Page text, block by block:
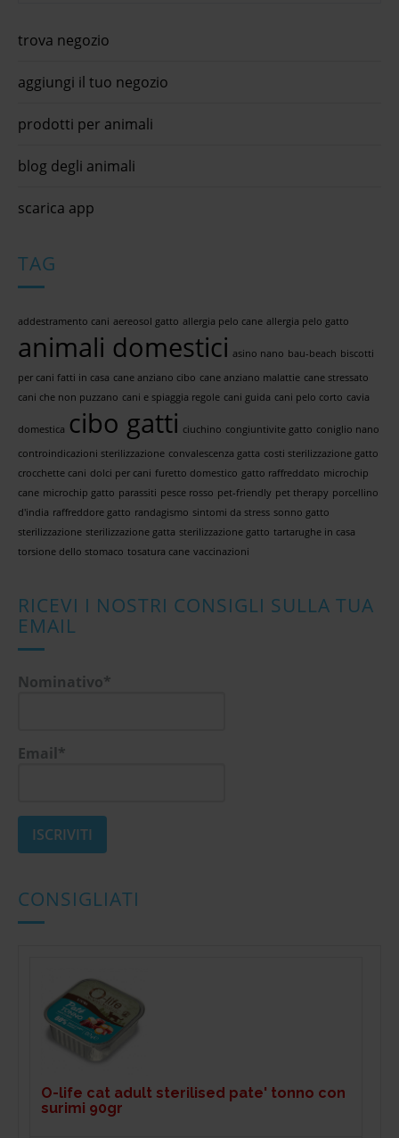
trova negozio
aggiungi il tuo negozio
prodotti per animali
blog degli animali
scarica app
TAG
addestramento cani aereosol gatto allergia pelo cane allergia pelo gatto
animali domestici asino nano bau-beach biscotti
per cani fatti in casa cane anziano cibo cane anziano malattie cane stressato
cani che non puzzano cani e spiaggia regole cani guida cani pelo corto cavia
domestica cibo gatti ciuchino congiuntivite gatto coniglio nano
controindicazioni sterilizzazione convalescenza gatta costi sterilizzazione gatto
crocchette cani dolci per cani furetto domestico gatto raffreddato microchip
cane microchip gatto parassiti pesce rosso pet-friendly pet therapy porcellino
d'india raffreddore gatto randagismo sintomi da stress sonno gatto
sterilizzazione sterilizzazione gatta sterilizzazione gatto tartarughe in casa
torsione dello stomaco tosatura cane vaccinazioni
RICEVI I NOSTRI CONSIGLI SULLA TUA
EMAIL
Nominativo*
Email*
CONSIGLIATI
O-life cat adult sterilised pate' tonno con
surimi 90gr